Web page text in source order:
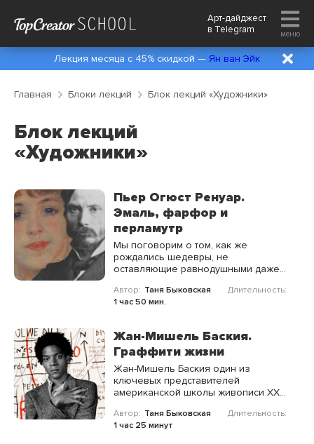
Арт-дайджест
в Telegram меню
Лекция месяца с 45% скидкой — Ян ван Эйк
Главная Блоки лекций Блок лекций «Художники»
Блок лекций
«Художники»
Пьер Огюст Ренуар.
Эмаль, фарфор и
перламутр
Мы поговорим о том, как же
рождались шедевры, не
оставляющие равнодушными даже
вместе откроем новые грани
удивительного мира
кисти Пьера Огюста Ренуара.
Автор: Таня Быковская
Длительность:
1 час 50 мин.
Жан-Мишель Баския.
Граффити жизни
Жан-Мишель Баския один из
ключевых представителей
американской школы живописи XX
разобраться в пластическом языке
художника, символах, которыми
Автор: Таня Быковская
Длительность:
1 час 25 минут